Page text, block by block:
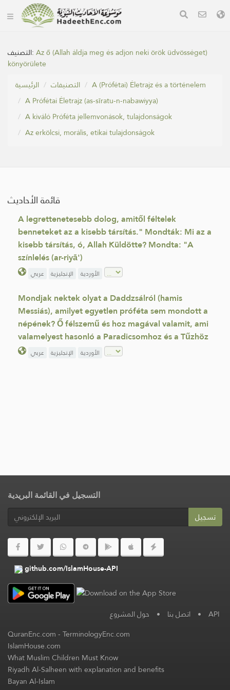
التصنيف:Az ő (Allah áldja meg és adjon neki örök üdvösséget)
könyörülete
الرئيسية
التصنيفات
A (Prófétai) Életrajz és a történelem
A Prófétai Életrajz (as-sīratu-n-nabawiyya)
A kiváló Próféta jellemvonások, tulajdonságok
Az erkölcsi, morális, etikai tulajdonságok
قائمة الأحاديث
A legrettenetesebb dolog, amitől féltelek
benneteket az a kisebb társítás." Mondták: Mi az a
kisebb társítás, ó, Allah Küldötte? Mondta: "A
színlelés (ar-riyā')
عربي الإنجليزية الأوردية
Mondjak nektek olyat a Daddzsálról (hamis
Messiás), amilyet egyetlen próféta sem mondott a
népének? Ő félszemű és hoz magával valamit, ami
valamelyest hasonló a Paradicsomhoz és a Tűzhöz
عربي الإنجليزية الأوردية
التسجيل في القائمة البريدية
تسجيل
github.com/IslamHouse-API
حول المشروع • اتصل بنا • API
QuranEnc.com-TerminologyEnc.com
IslamHouse.com
What Muslim Children Must Know
Riyadh Al-Salheen with explanation and benefits
Bayan Al-Islam